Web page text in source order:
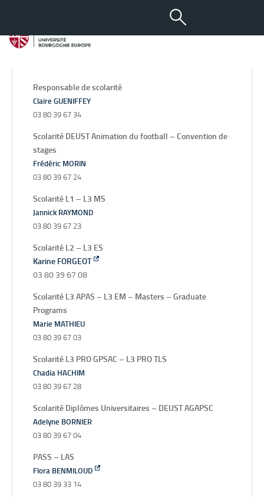
Dijon Le Creusot
Responsable de scolarité
Claire GUENIFFEY
03 80 39 67 34
Scolarité DEUST Animation du football – Convention de
stages
Frédéric MORIN
03 80 39 67 24
Scolarité L1 – L3 MS
Jannick RAYMOND
03 80 39 67 23
Scolarité L2 – L3 ES
Karine FORGEOT
03 80 39 67 08
Scolarité L3 APAS – L3 EM – Masters – Graduate
Programs
Marie MATHIEU
03 80 39 67 03
Scolarité L3 PRO GPSAC – L3 PRO TLS
Chadia HACHIM
03 80 39 67 28
Scolarité Diplômes Universitaires – DEUST AGAPSC
Adelyne BORNIER
03 80 39 67 04
PASS – LAS
Flora BENMILOUD
03 80 39 33 14